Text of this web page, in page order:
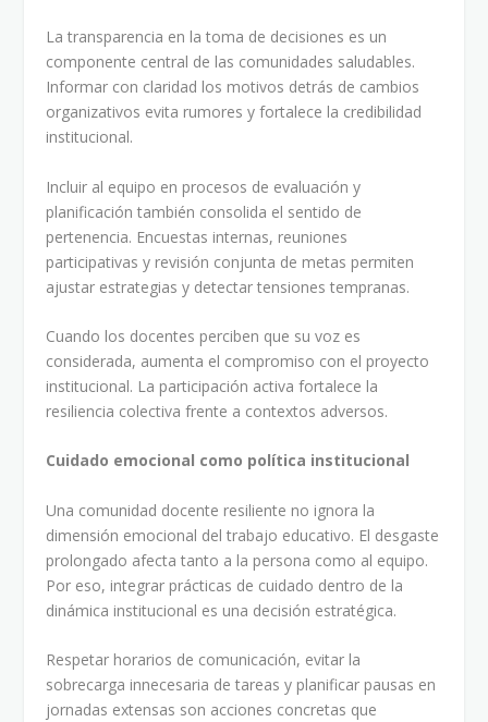
La transparencia en la toma de decisiones es un
componente central de las comunidades saludables.
Informar con claridad los motivos detrás de cambios
organizativos evita rumores y fortalece la credibilidad
institucional.
Incluir al equipo en procesos de evaluación y
planificación también consolida el sentido de
pertenencia. Encuestas internas, reuniones
participativas y revisión conjunta de metas permiten
ajustar estrategias y detectar tensiones tempranas.
Cuando los docentes perciben que su voz es
considerada, aumenta el compromiso con el proyecto
institucional. La participación activa fortalece la
resiliencia colectiva frente a contextos adversos.
Cuidado emocional como política institucional
Una comunidad docente resiliente no ignora la
dimensión emocional del trabajo educativo. El desgaste
prolongado afecta tanto a la persona como al equipo.
Por eso, integrar prácticas de cuidado dentro de la
dinámica institucional es una decisión estratégica.
Respetar horarios de comunicación, evitar la
sobrecarga innecesaria de tareas y planificar pausas en
jornadas extensas son acciones concretas que